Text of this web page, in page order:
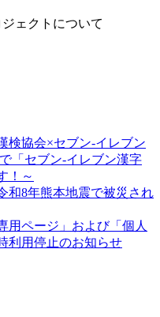
ェクトについて
検協会×セブン‐イレブン
「セブン‐イレブン漢字
！～
和8年熊本地震で被災され
用ページ」および「個人
利用停止のお知らせ